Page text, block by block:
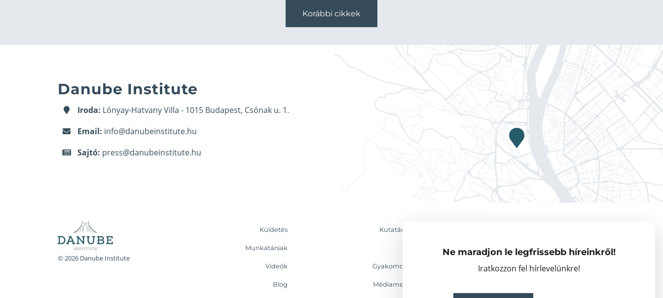
Ne maradjon le legfrissebb híreinkről!
Iratkozzon fel hírlevelünkre!
Korábbi cikkek
Danube Institute
Iroda: Lónyay-Hatvany Villa - 1015 Budapest, Csónak u. 1.
Email: info@danubeinstitute.hu
Sajtó: press@danubeinstitute.hu
© 2026 Danube Institute
Küldetés Kutatás & Elemzés
Munkatársak Vendégkutatók
Videók Gyakornoki program Partnerszervezetek
Blog Médiamegjelenések